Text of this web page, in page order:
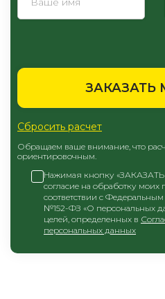
Обращаем ваше внимание, что
ориентировочным.
Нажимая кнопку
согласие на обработку моих
соответствии с Федеральным
№152-ФЗ «О персональных
целей, определенных в
персональных данных
Сбросить расчет